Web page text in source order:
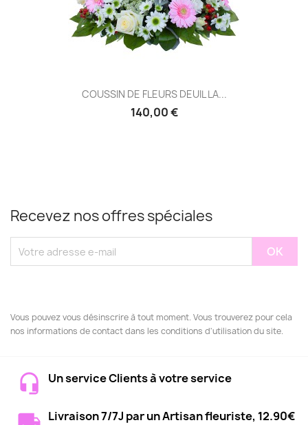
COUSSIN DE FLEURS DEUIL LA...
140,00 €
Recevez nos offres spéciales
Vous pouvez vous désinscrire à tout moment. Vous trouverez pour cela
nos informations de contact dans les conditions d'utilisation du site.
Un service Clients à votre service
Livraison 7/7J par un Artisan fleuriste, 12.90€